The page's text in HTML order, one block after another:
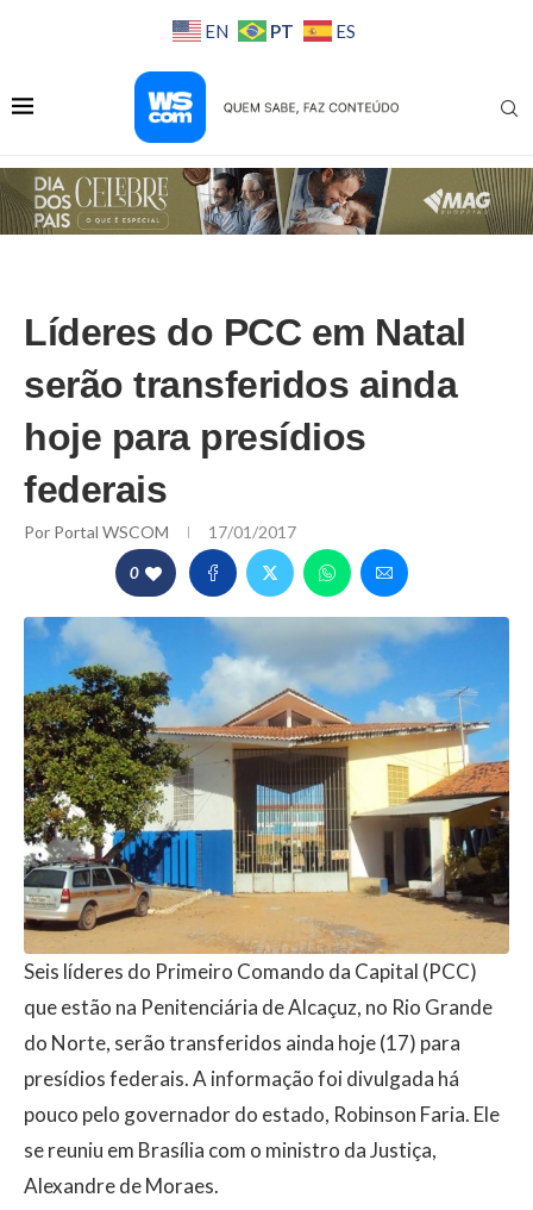
EN PT ES
Líderes do PCC em Natal
serão transferidos ainda
hoje para presídios
federais
Por Portal WSCOM 17/01/2017
0
Seis líderes do Primeiro Comando da Capital (PCC)
que estão na Penitenciária de Alcaçuz, no Rio Grande
do Norte, serão transferidos ainda hoje (17) para
presídios federais. A informação foi divulgada há
pouco pelo governador do estado, Robinson Faria. Ele
se reuniu em Brasília com o ministro da Justiça,
Alexandre de Moraes.